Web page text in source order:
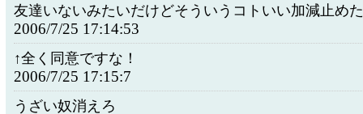
友達いないみたいだけどそういうコトいい加減止め
2006/7/25 17:14:53
↑全く同意ですな！
2006/7/25 17:15:7
うざい奴消えろ